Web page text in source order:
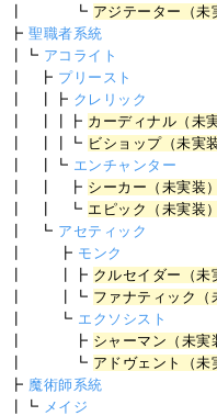
┃ ┗ アジテーター（未
┣聖職者系統
┃┗ アコライト
┃ ┣ プリースト
┃ ┃┣ クレリック
┃ ┃┃┣ カーディナル（未
┃ ┃┃┗ ビショップ（未実
┃ ┃┗ エンチャンター
┃ ┃ ┣ シーカー（未実装）
┃ ┃ ┗ エピック（未実装）
┃ ┗ アセティック
┃ ┣ モンク
┃ ┃┣ クルセイダー（未
┃ ┃┗ ファナティック（
┃ ┗ エクソシスト
┃ ┣ シャーマン（未実
┃ ┗ アドヴェント（未
┣ 魔術師系統
┃┗ メイジ